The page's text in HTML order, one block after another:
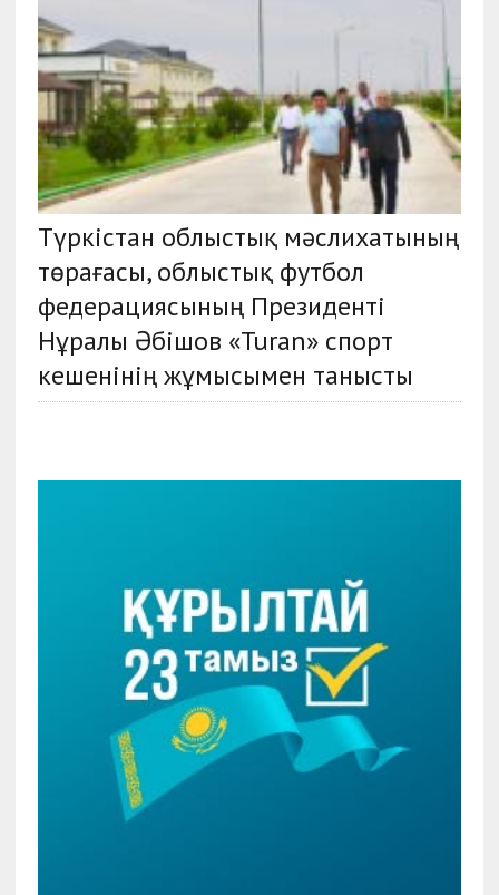
Түркістан облыстық мәслихатының
төрағасы, облыстық футбол
федерациясының Президенті
Нұралы Әбішов «Turan» спорт
кешенінің жұмысымен танысты